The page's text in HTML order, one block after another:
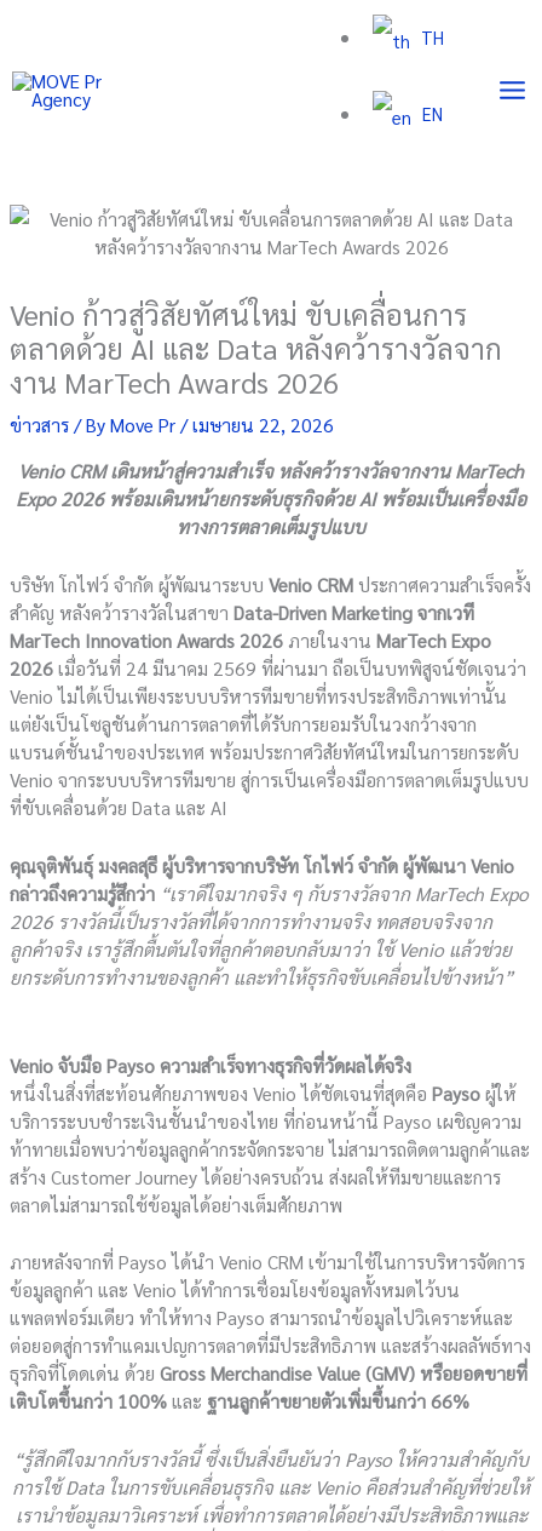
content
TH
EN
Venio ก้าวสู่วิสัยทัศน์ใหม่ ขับเคลื่อนการ
ตลาดด้วย AI และ Data หลังคว้ารางวัลจาก
งาน MarTech Awards 2026
ข่าวสาร/ ByMove Pr/เมษายน 22, 2026
Venio CRM เดินหน้าสู่ความสำเร็จ หลังคว้ารางวัลจากงาน MarTech
Expo 2026 พร้อมเดินหน้ายกระดับธุรกิจด้วย AI พร้อมเป็นเครื่องมือ
ทางการตลาดเต็มรูปแบบ
บริษัท โกไฟว์ จำกัด ผู้พัฒนาระบบVenio CRMประกาศความสำเร็จครั้ง
สำคัญ หลังคว้ารางวัลในสาขาData-Driven Marketing จากเวที
MarTech Innovation Awards 2026ภายในงานMarTech Expo
2026เมื่อวันที่ 24 มีนาคม 2569 ที่ผ่านมา ถือเป็นบทพิสูจน์ชัดเจนว่า
Venio ไม่ได้เป็นเพียงระบบบริหารทีมขายที่ทรงประสิทธิภาพเท่านั้น
แต่ยังเป็นโซลูชันด้านการตลาดที่ได้รับการยอมรับในวงกว้างจาก
แบรนด์ชั้นนำของประเทศ พร้อมประกาศวิสัยทัศน์ใหม่ในการยกระดับ
Venio จากระบบบริหารทีมขาย สู่การเป็นเครื่องมือการตลาดเต็มรูปแบบ
ที่ขับเคลื่อนด้วย Data และ AI
คุณจุติพันธุ์ มงคลสุธี ผู้บริหารจากบริษัท โกไฟว์ จำกัด ผู้พัฒนา Venio
กล่าวถึงความรู้สึกว่า “เราดีใจมากจริง ๆ กับรางวัลจากMarTech Expo
2026 รางวัลนี้เป็นรางวัลที่ได้จากการทำงานจริง ทดสอบจริงจาก
ลูกค้าจริง เรารู้สึกตื้นตันใจที่ลูกค้าตอบกลับมาว่า ใช้ Venio แล้วช่วย
ยกระดับการทำงานของลูกค้า และทำให้ธุรกิจขับเคลื่อนไปข้างหน้า”
Venio จับมือPaysoความสำเร็จทางธุรกิจที่วัดผลได้จริง
หนึ่งในสิ่งที่สะท้อนศักยภาพของ Venio ได้ชัดเจนที่สุดคือPaysoผู้ให้
บริการระบบชำระเงินชั้นนำของไทย ที่ก่อนหน้านี้ Payso เผชิญความ
ท้าทายเมื่อพบว่าข้อมูลลูกค้ากระจัดกระจาย ไม่สามารถติดตามลูกค้าและ
สร้าง Customer Journey ได้อย่างครบถ้วน ส่งผลให้ทีมขายและการ
ตลาดไม่สามารถใช้ข้อมูลได้อย่างเต็มศักยภาพ
ภายหลังจากที่ Payso ได้นำ Venio CRM เข้ามาใช้ในการบริหารจัดการ
ข้อมูลลูกค้า และ Venio ได้ทำการเชื่อมโยงข้อมูลทั้งหมดไว้บน
แพลตฟอร์มเดียว ทำให้ทาง Payso สามารถนำข้อมูลไปวิเคราะห์และ
ต่อยอดสู่การทำแคมเปญการตลาดที่มีประสิทธิภาพ และสร้างผลลัพธ์ทาง
ธุรกิจที่โดดเด่น ด้วยGross Merchandise Value (GMV) หรือยอดขายที่
เติบโตขึ้นกว่า 100%และ ฐานลูกค้าขยายตัวเพิ่มขึ้นกว่า66%
“รู้สึกดีใจมากกับรางวัลนี้ ซึ่งเป็นสิ่งยืนยันว่า Payso ให้ความสำคัญกับ
การใช้ Data ในการขับเคลื่อนธุรกิจ และ Venio คือส่วนสำคัญที่ช่วยให้
เรานำข้อมูลมาวิเคราะห์ เพื่อทำการตลาดได้อย่างมีประสิทธิภาพและ